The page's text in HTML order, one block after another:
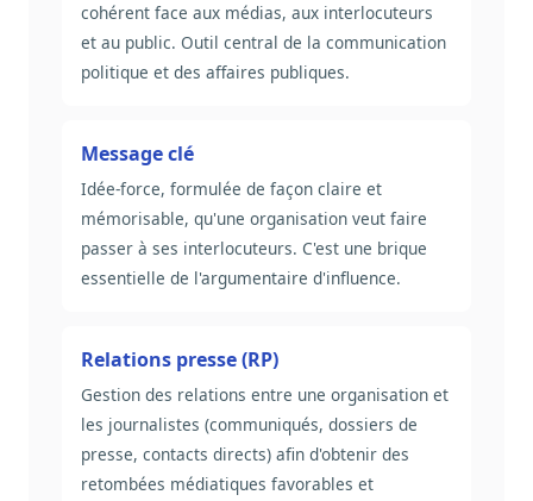
cohérent face aux médias, aux interlocuteurs
et au public. Outil central de la communication
politique et des affaires publiques.
Message clé
Idée-force, formulée de façon claire et
mémorisable, qu'une organisation veut faire
passer à ses interlocuteurs. C'est une brique
essentielle de l'argumentaire d'influence.
Relations presse (RP)
Gestion des relations entre une organisation et
les journalistes (communiqués, dossiers de
presse, contacts directs) afin d'obtenir des
retombées médiatiques favorables et